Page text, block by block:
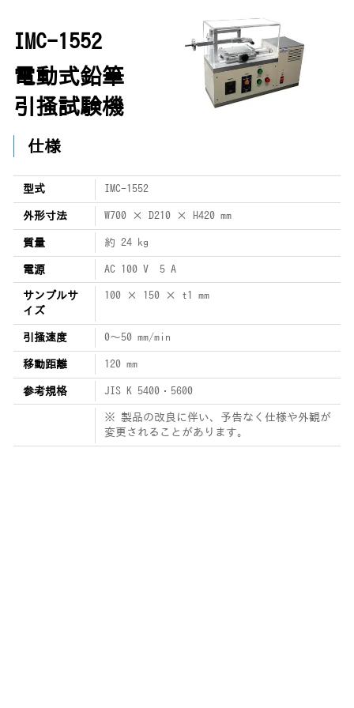
IMC-1552
電動式鉛筆
引掻試験機
仕様
型式 IMC-1552
外形寸法 W700 × D210 × H420 mm
質量 約 24 kg
電源 AC 100 V 5 A
サンプルサ
イズ
100 × 150 × t1 mm
引掻速度 0～50 mm/min
移動距離 120 mm
参考規格 JIS K 5400・5600
※ 製品の改良に伴い、予告なく仕様や外観が
変更されることがあります。